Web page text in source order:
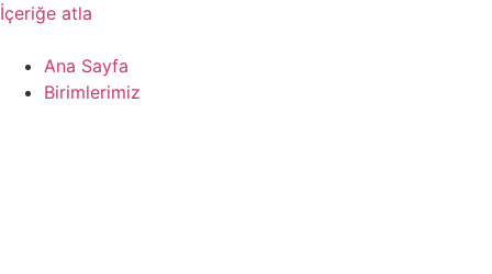
İçeriğe atla
Ana Sayfa
Birimlerimiz